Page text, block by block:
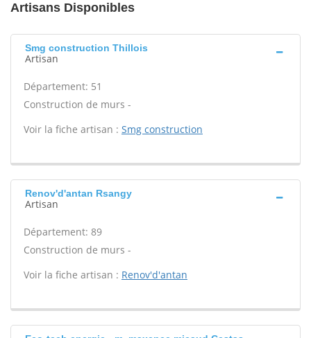
Artisans Disponibles
Smg construction Thillois
Artisan
Département: 51
Construction de murs -
Voir la fiche artisan : Smg construction
Renov'd'antan Rsangy
Artisan
Département: 89
Construction de murs -
Voir la fiche artisan : Renov'd'antan